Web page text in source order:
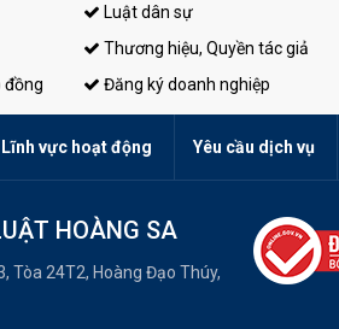
Luật dân sự
Thương hiệu, Quyền tác giả
đồng Đăng ký doanh nghiệp
Lĩnh vực hoạt động Yêu cầu dịch vụ
HOÀNG SA
Tòa 24T2, Hoàng Đạo Thúy,